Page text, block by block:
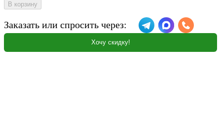
В корзину
Заказать или спросить через:
Хочу скидку!